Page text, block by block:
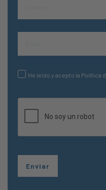
He leído y acepto la Política